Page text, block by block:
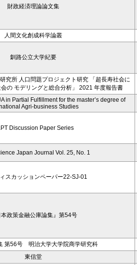
財政経済理論論文集
人間文化創成科学論叢
釧路公立大学紀要
究所 人口問題プロジェクト研究 「超長寿社会に
の モデリングと総合分析」 2021 年度報告書
in Partial Fulfillment for the master’s degree of
Agri-business Studies
Discussion Paper Series
Japan Journal Vol. 25, No. 1
スカッションペーパー22-SJ-01
本政策金融公庫論集』第54号
第56号 明治大学大学院商学研究科
東信堂